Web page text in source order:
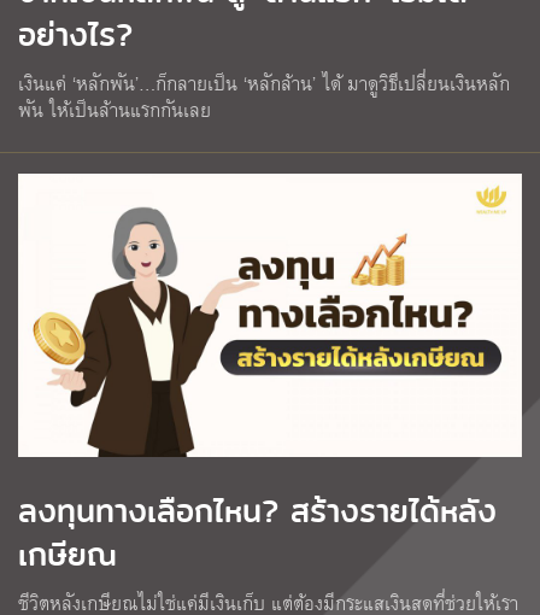
อย่างไร?
เงินแค่ ‘หลักพัน’…ก็กลายเป็น ‘หลักล้าน’ ได้ มาดูวิธีเปลี่ยนเงินหลัก
พัน ให้เป็นล้านแรกกันเลย
ลงทุนทางเลือกไหน? สร้างรายได้หลัง
เกษียณ
ชีวิตหลังเกษียณไม่ใช่แค่มีเงินเก็บ แต่ต้องมีกระแสเงินสดที่ช่วยให้เรา